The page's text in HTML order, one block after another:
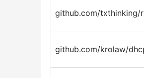
github.com/txthinking/
github.com/krolaw/